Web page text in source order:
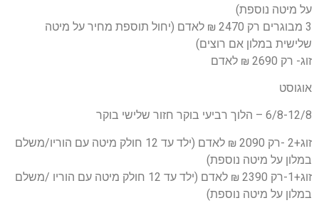
על מיטה נוספת)
3 מבוגרים רק 2470 ₪ לאדם (יחול תוספת מחיר על מיטה
שלישית במלון אם רוצים)
זוג- רק 2690 ₪ לאדם
אוגוסט
6/8-12/8 – הלוך רביעי בוקר חזור שלישי בוקר
זוג+2 -רק 2090 ₪ לאדם (ילד עד 12 חולק מיטה עם הוריו/משלם
במלון על מיטה נוספת)
זוג+1-רק 2390 ₪ לאדם (ילד עד 12 חולק מיטה עם הוריו /משלם
במלון על מיטה נוספת)